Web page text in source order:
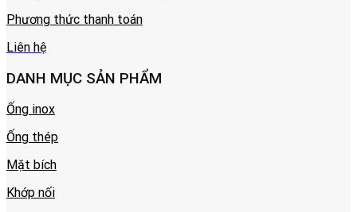
Phương thức thanh toán
Liên hệ
DANH MỤC SẢN PHẨM
Ống inox
Ống thép
Mặt bích
Khớp nối